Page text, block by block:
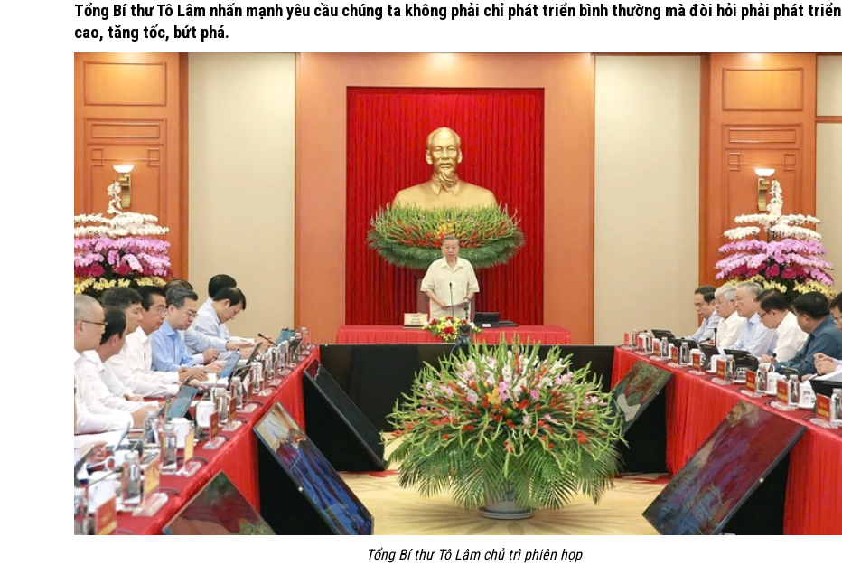
Tổng Bí thư Tô Lâm nhấn mạnh yêu cầu chúng ta không phải chỉ phát triển bình thường mà đòi hỏi phải phát triển
cao, tăng tốc, bứt phá.
Tổng Bí thư Tô Lâm chủ trì phiên họp